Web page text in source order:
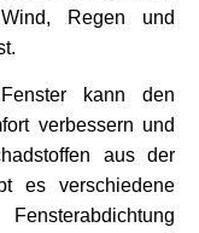
Regen und
verbessern und
aus der
es verschiedene